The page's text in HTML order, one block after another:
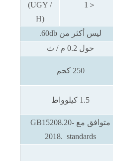
＜
1
(UGY /
H)
ليس أكثر من 60db.
حول 0.2 م / ث
250 كجم
1.5 كيلوواط
متوافق مع GB15208.20-
2018. standards